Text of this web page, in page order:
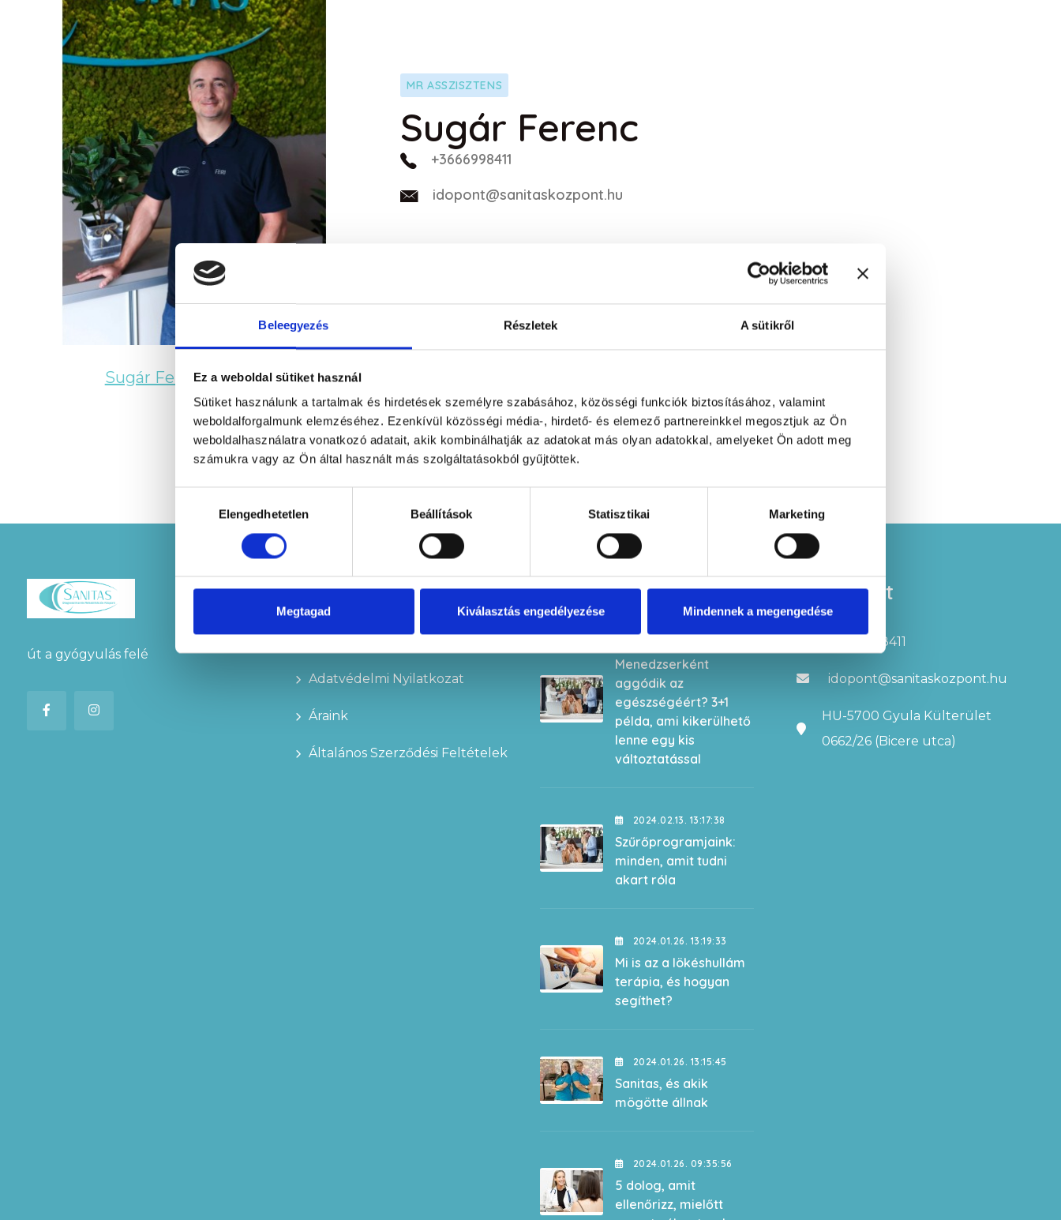
Beleegyezés Részletek A sütikről
Ez a weboldal sütiket használ
Sütiket használunk a tartalmak és hirdetések személyre szabásához, közösségi funkciók biztosításához, valamint
weboldalforgalmunk elemzéséhez. Ezenkívül közösségi média-, hirdető- és elemező partnereinkkel megosztjuk az Ön
weboldalhasználatra vonatkozó adatait, akik kombinálhatják az adatokat más olyan adatokkal, amelyeket Ön adott meg
számukra vagy az Ön által használt más szolgáltatásokból gyűjtöttek.
kiválasztásaElengedhetetlen Beállítások Statisztikai Marketing
Megtagad Kiválasztás engedélyezése Mindennek a megengedése
MR ASSZISZTENS
Sugár Ferenc
+3666998411
idopont@sanitaskozpont.hu
Sugár Ferenc
út a gyógyulás felé
Linkek
Adatvédelmi Nyilatkozat
Áraink
Általános Szerződési Feltételek
Legújabb bejegyzések
Menedzserként
aggódik az
egészségéért? 3+1
példa, ami kikerülhető
lenne egy kis
változtatással
2024.02.13. 13:17:38
Szűrőprogramjaink:
minden, amit tudni
akart róla
2024.01.26. 13:19:33
Mi is az a lökéshullám
terápia, és hogyan
segíthet?
2024.01.26. 13:15:45
Sanitas, és akik
mögötte állnak
2024.01.26. 09:35:56
5 dolog, amit
ellenőrizz, mielőtt
Kapcsolat
+3666998411
idopont@sanitaskozpont.hu
HU-5700 Gyula Külterület
0662/26 (Bicere utca)